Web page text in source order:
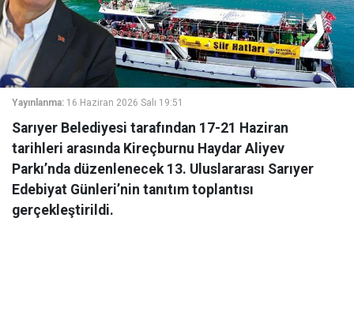
Yayınlanma: 16 Haziran 2026 Salı 19:51
Sarıyer Belediyesi tarafından 17-21 Haziran
tarihleri arasında Kireçburnu Haydar Aliyev
Parkı’nda düzenlenecek 13. Uluslararası Sarıyer
Edebiyat Günleri’nin tanıtım toplantısı
gerçekleştirildi.